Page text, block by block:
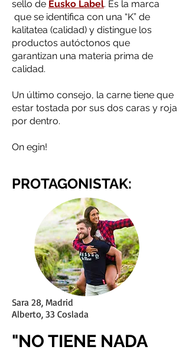
sello de Eusko Label. Es la marca
que se identifica con una “K” de
kalitatea (calidad) y distingue los
productos autóctonos que
garantizan una materia prima de
calidad.
Un último consejo, la carne tiene que
estar tostada por sus dos caras y roja
por dentro.
On egin!
PROTAGONISTAK:
"NO TIENE NADA
Sara 28, Madrid
Alberto, 33 Coslada